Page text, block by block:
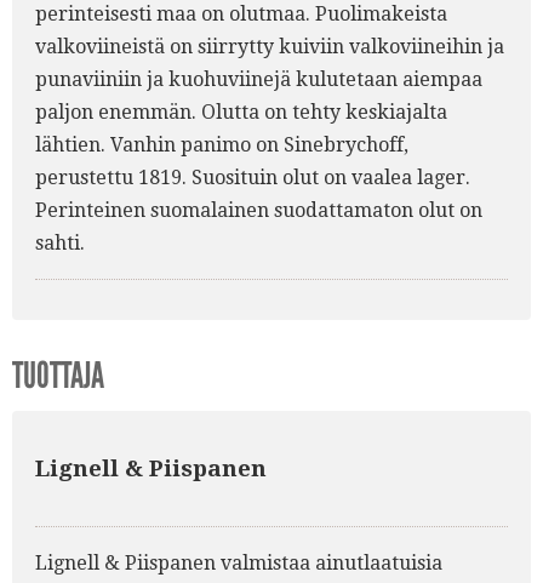
perinteisesti maa on olutmaa. Puolimakeista
valkoviineistä on siirrytty kuiviin valkoviineihin ja
punaviiniin ja kuohuviinejä kulutetaan aiempaa
paljon enemmän. Olutta on tehty keskiajalta
lähtien. Vanhin panimo on Sinebrychoff,
perustettu 1819. Suosituin olut on vaalea lager.
Perinteinen suomalainen suodattamaton olut on
sahti.
TUOTTAJA
Lignell & Piispanen
Lignell & Piispanen valmistaa ainutlaatuisia